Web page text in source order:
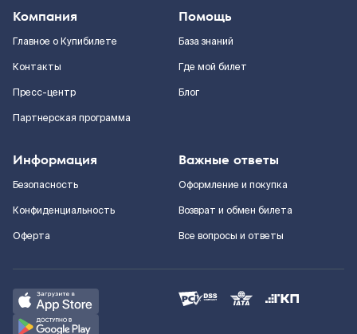
Компания
Главное о Купибилете
Контакты
Пресс-центр
Партнерская программа
Помощь
База знаний
Где мой билет
Блог
Информация
Безопасность
Конфиденциальность
Оферта
Важные ответы
Оформление и покупка
Возврат и обмен билета
Все вопросы и ответы